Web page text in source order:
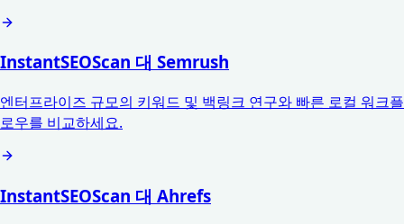
InstantSEOScan 대 Semrush
엔터프라이즈 규모의 키워드 및 백링크 연구와 빠른 로컬 워크플
로우를 비교하세요.
InstantSEOScan 대 Ahrefs